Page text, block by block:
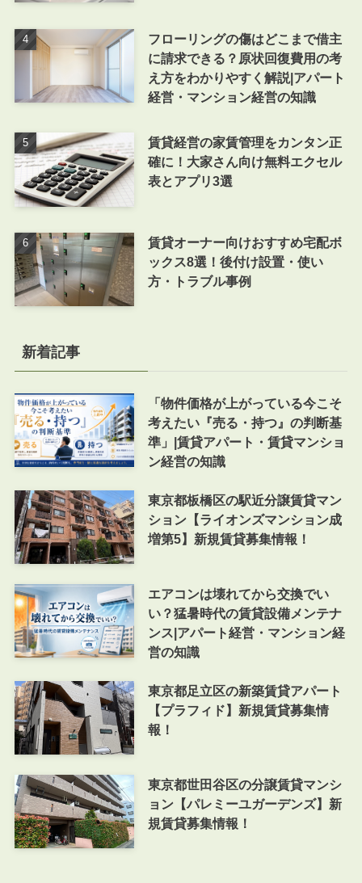
フローリングの傷はどこまで借主
に請求できる？原状回復費用の考
え方をわかりやすく解説|アパート
経営・マンション経営の知識
賃貸経営の家賃管理をカンタン正
確に！大家さん向け無料エクセル
表とアプリ3選
賃貸オーナー向けおすすめ宅配ボ
ックス8選！後付け設置・使い
方・トラブル事例
新着記事
「物件価格が上がっている今こそ
考えたい『売る・持つ』の判断基
準」|賃貸アパート・賃貸マンショ
ン経営の知識
東京都板橋区の駅近分譲賃貸マン
ション【ライオンズマンション成
増第5】新規賃貸募集情報！
エアコンは壊れてから交換でい
い？猛暑時代の賃貸設備メンテナ
ンス|アパート経営・マンション経
営の知識
東京都足立区の新築賃貸アパート
【プラフィド】新規賃貸募集情
報！
東京都世田谷区の分譲賃貸マンシ
ョン【パレミーユガーデンズ】新
規賃貸募集情報！